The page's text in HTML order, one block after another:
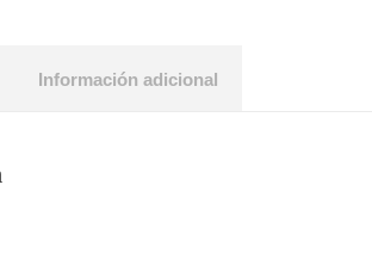
Información adicional